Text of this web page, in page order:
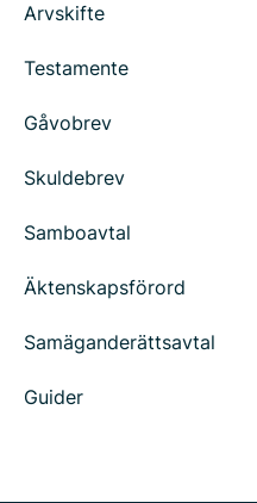
Arvskifte
Testamente
Gåvobrev
Skuldebrev
Samboavtal
Äktenskapsförord
Samäganderättsavtal
Guider